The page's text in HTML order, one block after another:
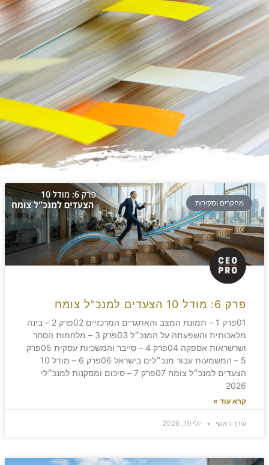
מחקרים וסקירות
פרק 6: מודל 10 הצעדים למנכ"ל צומח
01פרק 1 – תמונת המצב והאתגרים המרכזיים 02פרק 2 – בינה
מלאכותית והשפעתה על המנכ״ל 03פרק 3 – מלחמות הסחר
ושרשראות אספקה 04פרק 4 – סייבר והמשכיות עסקית 05פרק
5 – המשמעות עבור מנכ״לים בישראל 06פרק 6 – מודל 10
הצעדים למנכ״ל צומח 07פרק 7 – סיכום ומסקנות למנכ״לי
2026
קרא עוד »
עורך ראשי יולי 19, 2026